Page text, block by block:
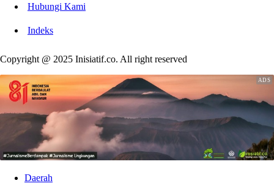
Hubungi Kami
Indeks
Copyright @ 2025 Inisiatif.co. All right reserved
Daerah